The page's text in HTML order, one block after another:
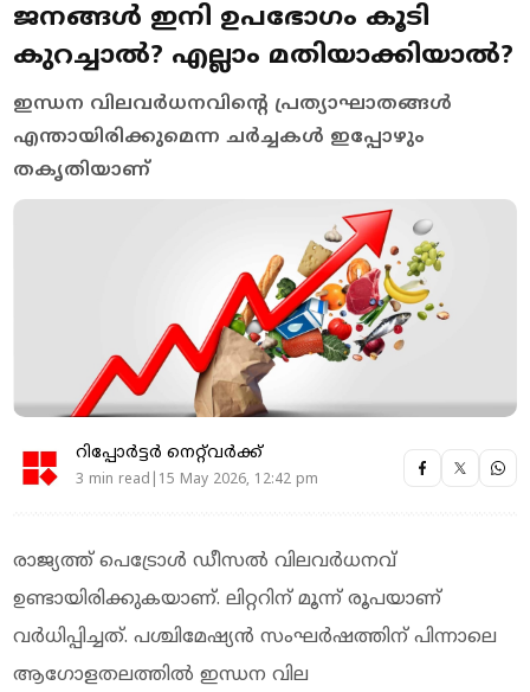
ജനങ്ങൾ ഇനി ഉപഭോഗം കൂടി
കുറച്ചാൽ? എല്ലാം മതിയാക്കിയാൽ?
ഇന്ധന വിലവർധനവിന്റെ പ്രത്യാഘാതങ്ങൾ
എന്തായിരിക്കുമെന്ന ചർച്ചകൾ ഇപ്പോഴും
തകൃതിയാണ്
റിപ്പോർട്ടർ നെറ്റ്‌വര്‍ക്ക്‌
3 min read|15 May 2026, 12:42 pm
രാജ്യത്ത് പെട്രോൾ ഡീസൽ വിലവർധനവ്
ഉണ്ടായിരിക്കുകയാണ്. ലിറ്ററിന് മൂന്ന് രൂപയാണ്
വര്‍ധിപ്പിച്ചത്. പശ്ചിമേഷ്യന്‍ സംഘര്‍ഷത്തിന് പിന്നാലെ
ആഗോളതലത്തില്‍ ഇന്ധന വില